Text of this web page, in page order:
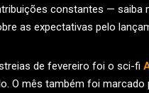
constantes — saiba
as expectativas pelo
de fevereiro foi o sci-fi
O mês também foi